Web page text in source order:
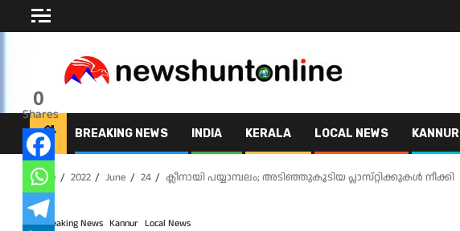
to
BREAKING NEWS INDIA KERALA LOCAL NEWS KANNUR
Home 2022 June 24 ക്ലീനായി പയ്യാമ്പലം; അടിഞ്ഞുകൂടിയ പ്ലാസ്‌റ്റിക്കുകൾ നീക്കി
Breaking News Kannur Local News
0
Shares